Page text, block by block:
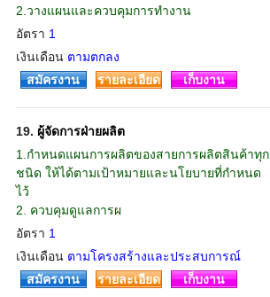
2.วางแผนและควบคุมการทำงาน
อัตรา 1
เงินเดือน ตามตกลง
สมัครงาน รายละเอียด เก็บงาน
19. ผู้จัดการฝ่ายผลิต
1.กำหนดแผนการผลิตของสายการผลิตสินค้าทุก
ชนิด ให้ได้ตามเป้าหมายและนโยบายที่กำหนด
ไว้
2. ควบคุมดูแลการผ
อัตรา 1
เงินเดือน ตามโครงสร้างและประสบการณ์
สมัครงาน รายละเอียด เก็บงาน